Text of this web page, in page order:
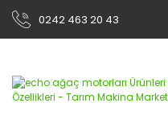
0242 463 20 43